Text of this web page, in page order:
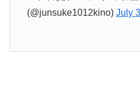
(@junsuke1012kino) July